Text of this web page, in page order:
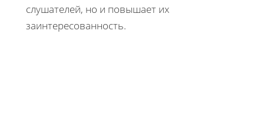
слушателей, но и повышает их
заинтересованность.